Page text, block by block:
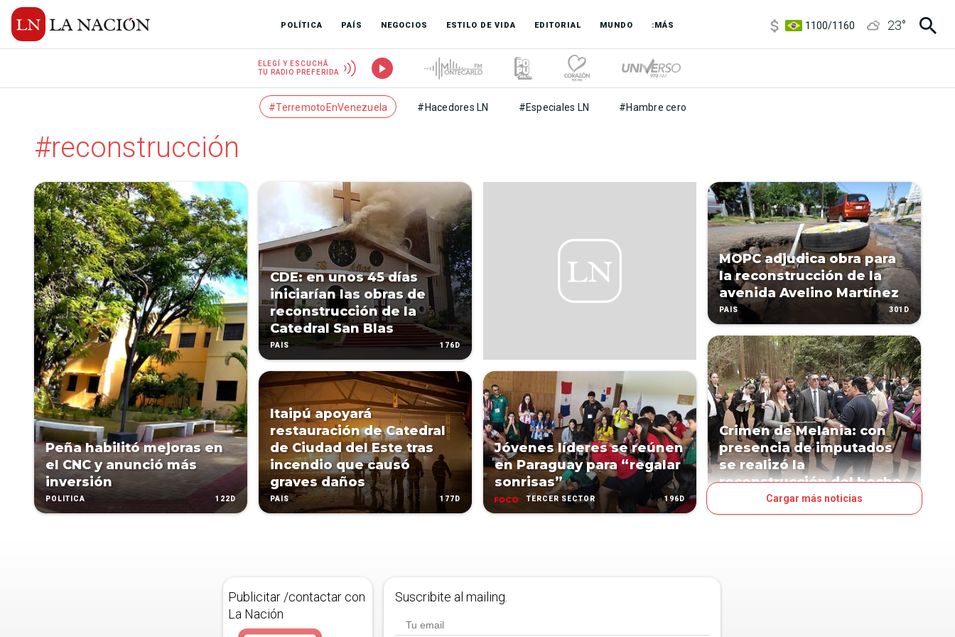
POLÍTICA PAÍS NEGOCIOS ESTILO DE VIDA EDITORIAL MUNDO :MÁS
1100/1160
23°
ELEGÍ Y ESCUCHÁ
TU RADIO PREFERIDA
#TerremotoEnVenezuela #Hacedores LN #Especiales LN #Hambre cero
#reconstrucción
Peña habilitó mejoras en
el CNC y anunció más
inversión
POLÍTICA 122D
CDE: en unos 45 días
iniciarían las obras de
reconstrucción de la
Catedral San Blas
PAÍS 176D
Itaipú apoyará
restauración de Catedral
de Ciudad del Este tras
incendio que causó
graves daños
PAÍS 177D
Jóvenes líderes se reúnen
en Paraguay para “regalar
sonrisas”
TERCER SECTOR 196D
MOPC adjudica obra para
la reconstrucción de la
avenida Avelino Martínez
PAÍS 301D
Crimen de Melania: con
presencia de imputados
se realizó la
reconstrucción del hecho
Cargar más noticias
Publicitar /contactar con
La Nación
Suscribite al mailing.